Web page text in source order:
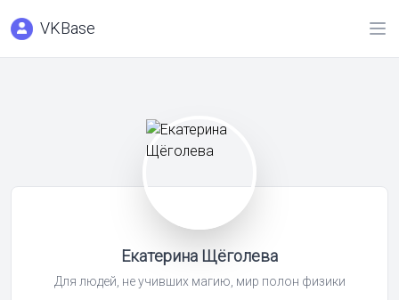
VKBase
Екатерина Щёголева
Для людей, не учивших магию, мир полон физики